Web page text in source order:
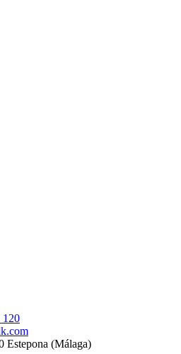
120
Estepona (Málaga)